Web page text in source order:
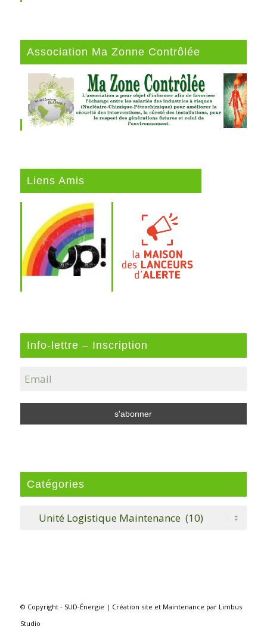
Association Ma Zonne Contrôlée
Liens Amis
Info-lettre – Inscription
Catégories
Catégories
© Copyright - SUD-Énergie | Création site et Maintenance par Limbus
Studio